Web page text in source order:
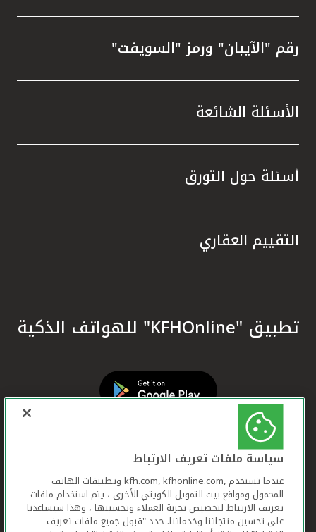
رقم "الآيبان" ورمز "السويفت"
الأسئلة الشائعة
أسئلة حول التورق
التقييم العقاري
تطبيق "KFHOnline" للهواتف الذكية
سياسة ملفات تعريف الارتباط
عندما تستخدم ,kfh.com, kfhonline.com وتطبيقات الهاتف
المحمول ومواقع بيت التمويل الكويتي الأخرى ، يتم استخدام ملفات
تعريف الارتباط لتخصيص تجربة العملاء وتحسينها ، وهذا سيساعدنا
على تحسين منتجاتنا وخدماتنا. حدد "قبول جميع ملفات تعريف